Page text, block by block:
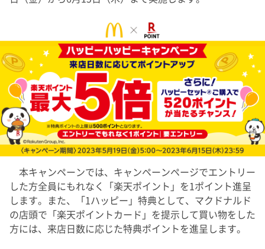
本キャンペーンでは、キャンペーンページでエントリー
した方全員にもれなく「楽天ポイント」を1ポイント進呈
します。また、「1ハッピー」特典として、マクドナルド
の店頭で「楽天ポイントカード」を提示して買い物をした
方には、来店日数に応じた特典ポイントを進呈します。